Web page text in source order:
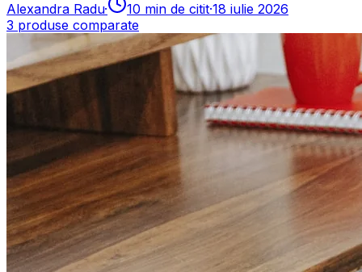
Alexandra Radu· 10 min de citit·18 iulie 2026
3 produse comparate